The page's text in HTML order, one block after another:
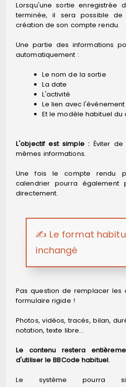
Lorsqu'une sortie enregistrée
terminée, il sera possible
création de son compte rendu.
Une partie des informations
automatiquement :
Le nom de la sortie
La date
L'activité
Le lien avec
Et le modèle habituel du
L'objectif est simple : Éviter
mêmes informations.
Une fois le compte rendu
calendrier pourra également
directement.
✍️ Le format
inchangé
Pas question de remplacer les
formulaire rigide !
Photos, vidéos, tracés, bilan,
notation, texte libre…
Le contenu restera
d'utiliser le BBCode habituel.
Le système pourra